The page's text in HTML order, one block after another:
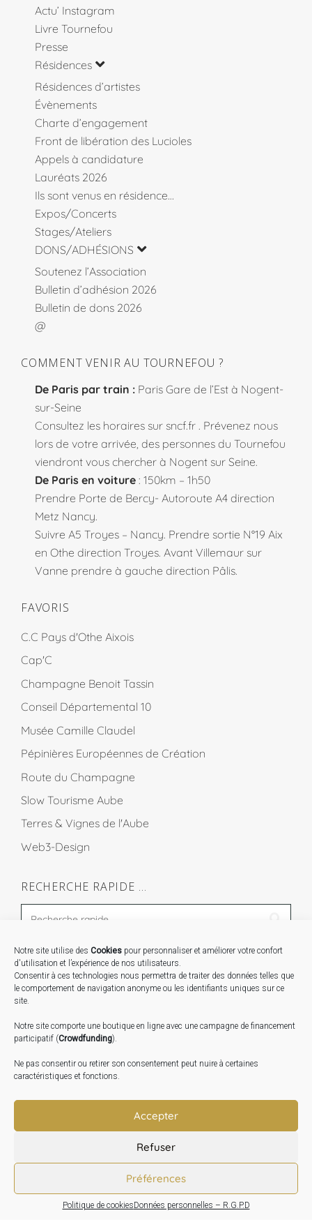
Notre site utilise des Cookies pour personnaliser et améliorer votre confort
d'utilisation et l’expérience de nos utilisateurs.
Consentir à ces technologies nous permettra de traiter des données telles que
le comportement de navigation anonyme ou les identifiants uniques sur ce
site.
Notre site comporte une boutique en ligne avec une campagne de financement
participatif (Crowdfunding).
Ne pas consentir ou retirer son consentement peut nuire à certaines
caractéristiques et fonctions.
Accepter
Refuser
Préférences
Politique de cookiesDonnées personnelles – R.G.P.D
Actu’ Instagram
Livre Tournefou
Presse
Résidences
Résidences d’artistes
Évènements
Charte d’engagement
Front de libération des Lucioles
Appels à candidature
Lauréats 2026
Ils sont venus en résidence…
Expos/Concerts
Stages/Ateliers
DONS/ADHÉSIONS
Soutenez l’Association
Bulletin d’adhésion 2026
Bulletin de dons 2026
@
COMMENT VENIR AU TOURNEFOU ?
De Paris par train : Paris Gare de l’Est à Nogent-
sur-Seine
Consultez les horaires sur sncf.fr . Prévenez nous
lors de votre arrivée, des personnes du Tournefou
viendront vous chercher à Nogent sur Seine.
De Paris en voiture : 150km – 1h50
Prendre Porte de Bercy- Autoroute A4 direction
Metz Nancy.
Suivre A5 Troyes – Nancy. Prendre sortie N°19 Aix
en Othe direction Troyes. Avant Villemaur sur
Vanne prendre à gauche direction Pâlis.
FAVORIS
C.C Pays d'Othe Aixois
Cap'C
Champagne Benoit Tassin
Conseil Départemental 10
Musée Camille Claudel
Pépinières Européennes de Création
Route du Champagne
Slow Tourisme Aube
Terres & Vignes de l'Aube
Web3-Design
RECHERCHE RAPIDE …
STAGES …
Expo « Mesures de lumière » du 19 Sept au 29 Nov.
Inauguration de la Grange : Le 17 Oct. 2026
Atelier Image : L’art au service de la santé mentale –
10 Oct. 2026